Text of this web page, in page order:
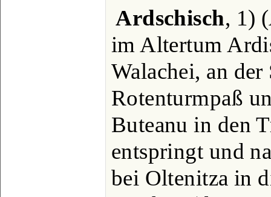
Ardschisch, 1)
im Altertum
Walachei, an der
Rotenturmpaß
Buteanu in den
entspringt und
bei Oltenitza in